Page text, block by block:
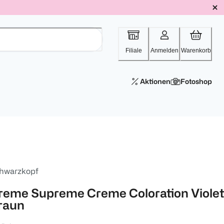
Filiale Anmelden Warenkorb
Aktionen Fotoshop
Supreme Creme Coloration